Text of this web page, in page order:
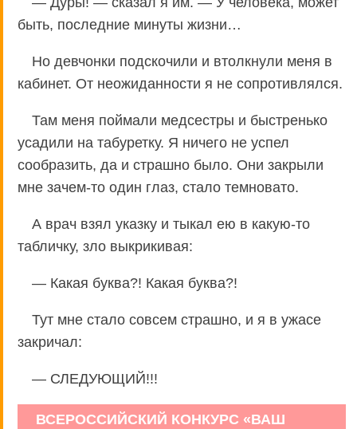
быть, последние минуты жизни…
Но девчонки подскочили и втолкнули меня в
кабинет. От неожиданности я не сопротивлялся.
Там меня поймали медсестры и быстренько
усадили на табуретку. Я ничего не успел
сообразить, да и страшно было. Они закрыли
мне зачем-то один глаз, стало темновато.
А врач взял указку и тыкал ею в какую-то
табличку, зло выкрикивая:
— Какая буква?! Какая буква?!
Тут мне стало совсем страшно, и я в ужасе
закричал:
— СЛЕДУЮЩИЙ!!!
ВСЕРОССИЙСКИЙ КОНКУРС «ВАШ